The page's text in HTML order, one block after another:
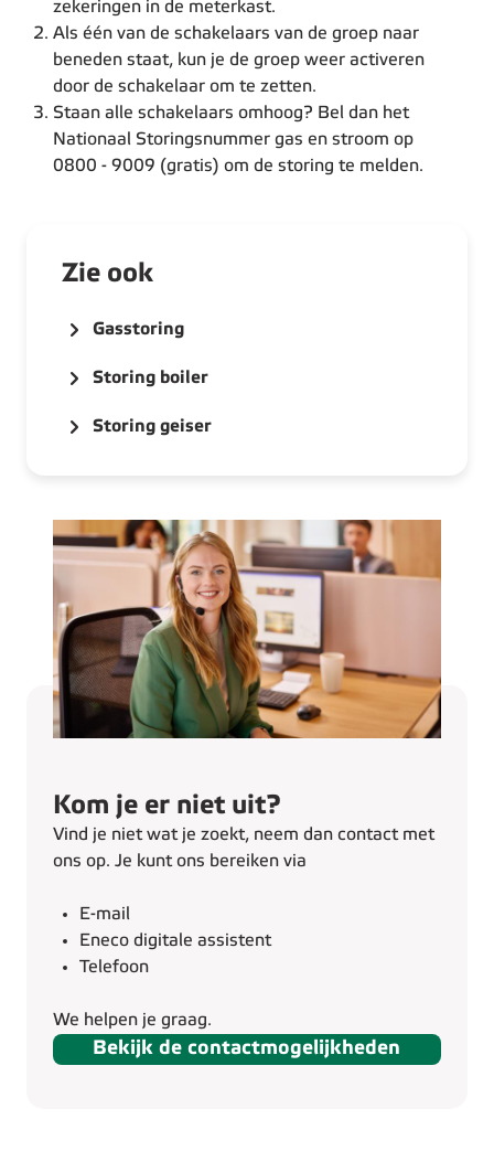
zekeringen in de meterkast.
Als één van de schakelaars van de groep naar
beneden staat, kun je de groep weer activeren
door de schakelaar om te zetten.
Staan alle schakelaars omhoog? Bel dan het
Nationaal Storingsnummer gas en stroom op
0800 - 9009 (gratis) om de storing te melden.
Zie ook
Gasstoring
Storing boiler
Storing geiser
Kom je er niet uit?
Vind je niet wat je zoekt, neem dan contact met
ons op. Je kunt ons bereiken via
E-mail
Eneco digitale assistent
Telefoon
We helpen je graag.
Bekijk de contactmogelijkheden